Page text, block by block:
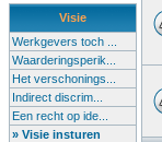
Visie
Werkgevers toch ...
Waarderingsperik...
Het verschonings...
Indirect discrim...
Een recht op ide...
» Visie insturen